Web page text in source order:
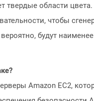
твердые области
чтобы
будут
Amazon EC2,